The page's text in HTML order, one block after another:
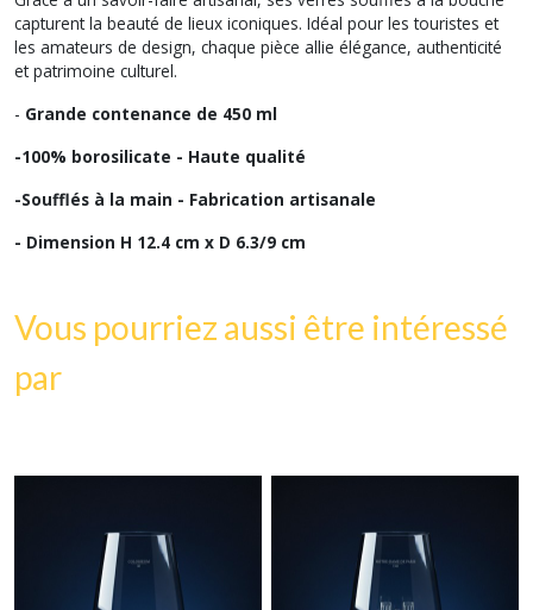
capturent la beauté de lieux iconiques. Idéal pour les touristes et
les amateurs de design, chaque pièce allie élégance, authenticité
et patrimoine culturel.
- Grande contenance de 450 ml
-100% borosilicate - Haute qualité
-Soufflés à la main - Fabrication artisanale
- Dimension H 12.4 cm x D 6.3/9 cm
Vous pourriez aussi être intéressé
par